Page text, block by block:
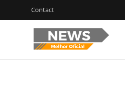
Contact